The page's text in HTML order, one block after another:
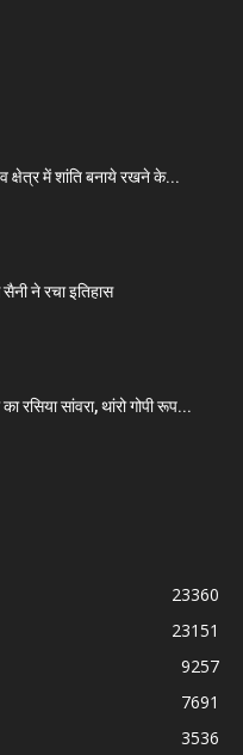
क्षेत्र में शांति बनाये रखने के...
ने रचा इतिहास
का रसिया सांवरा, थांरो गोपी रूप...
23360
23151
9257
7691
3536